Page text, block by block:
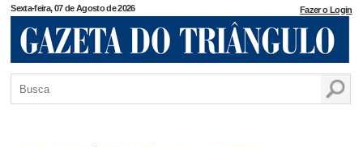
Sexta-feira, 07 de Agosto de 2026 Fazer o Login